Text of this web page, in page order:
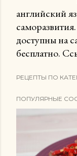
английский
доступны на
бесплатно.
ПОПУЛЯРНЫЕ